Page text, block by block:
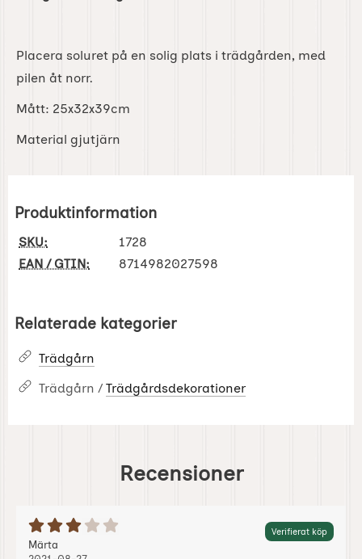
Placera soluret på en solig plats i trädgården, med
pilen åt norr.
Mått: 25x32x39cm
Material gjutjärn
Produktinformation
SKU:
1728
EAN / GTIN:
8714982027598
Relaterade kategorier
Trädgårn
Trädgårn / Trädgårdsdekorationer
Recensioner
Betyg: 3 Stjärnor av 5 Verifierat köp
Recension av:
Märta